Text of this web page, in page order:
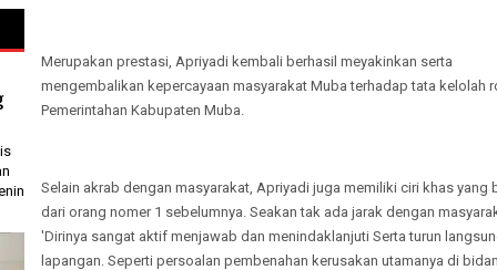
Merupakan prestasi, Apriyadi kembali berhasil meyakinkan serta
mengembalikan kepercayaan masyarakat Muba terhadap tata kelolah
Pemerintahan Kabupaten Muba.
Selain akrab dengan masyarakat, Apriyadi juga memiliki ciri khas yang
dari orang nomer 1 sebelumnya. Seakan tak ada jarak dengan
'Dirinya sangat aktif menjawab dan menindaklanjuti Serta turun
lapangan. Seperti persoalan pembenahan kerusakan utamanya di